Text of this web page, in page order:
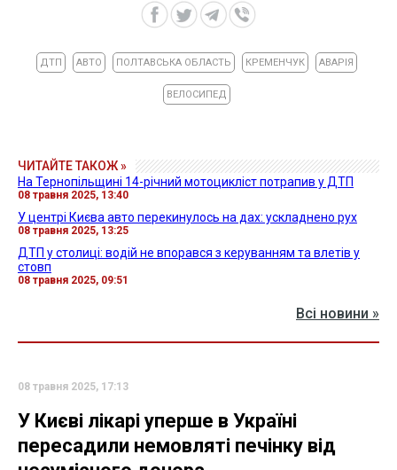
ДТП АВТО ПОЛТАВСЬКА ОБЛАСТЬ КРЕМЕНЧУК АВАРІЯ
ВЕЛОСИПЕД
ЧИТАЙТЕ ТАКОЖ »
На Тернопільщині 14-річний мотоцикліст потрапив у ДТП
08 травня 2025, 13:40
У центрі Києва авто перекинулось на дах: ускладнено рух
08 травня 2025, 13:25
ДТП у столиці: водій не впорався з керуванням та влетів у
стовп
08 травня 2025, 09:51
Всі новини »
08 травня 2025, 17:13
У Києві лікарі уперше в Україні
пересадили немовляті печінку від